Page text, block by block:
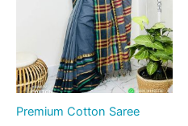
Premium Cotton Saree